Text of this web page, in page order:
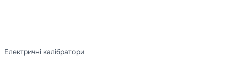
Електричні калібратори